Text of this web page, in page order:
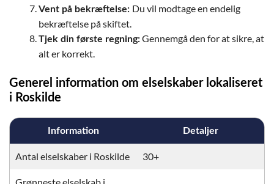
Vent på bekræftelse: Du vil modtage en endelig
bekræftelse på skiftet.
Tjek din første regning:Gennemgå den for at sikre, at
alt er korrekt.
Generel information om elselskaber lokaliseret
i Roskilde
Information Detaljer
Antal elselskaber i Roskilde 30+